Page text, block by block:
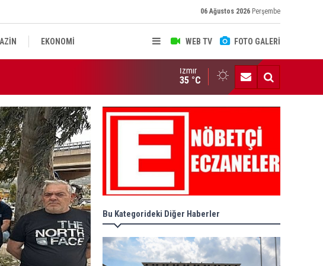
06 Ağustos 2026 Perşembe
WEB TV FOTO GALERİ
EKONOMİ
ATAMA KARARLARI RESMİ GAZETE'DE
İzmir
35 °C
Bu Kategorideki Diğer Haberler